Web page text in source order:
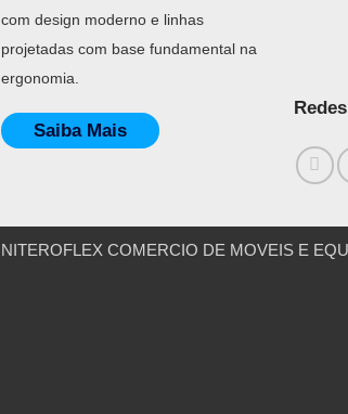
com design moderno e linhas
projetadas com base fundamental na
ergonomia.
Saiba Mais
NITEROFLEX COMERCIO DE MOVEIS E